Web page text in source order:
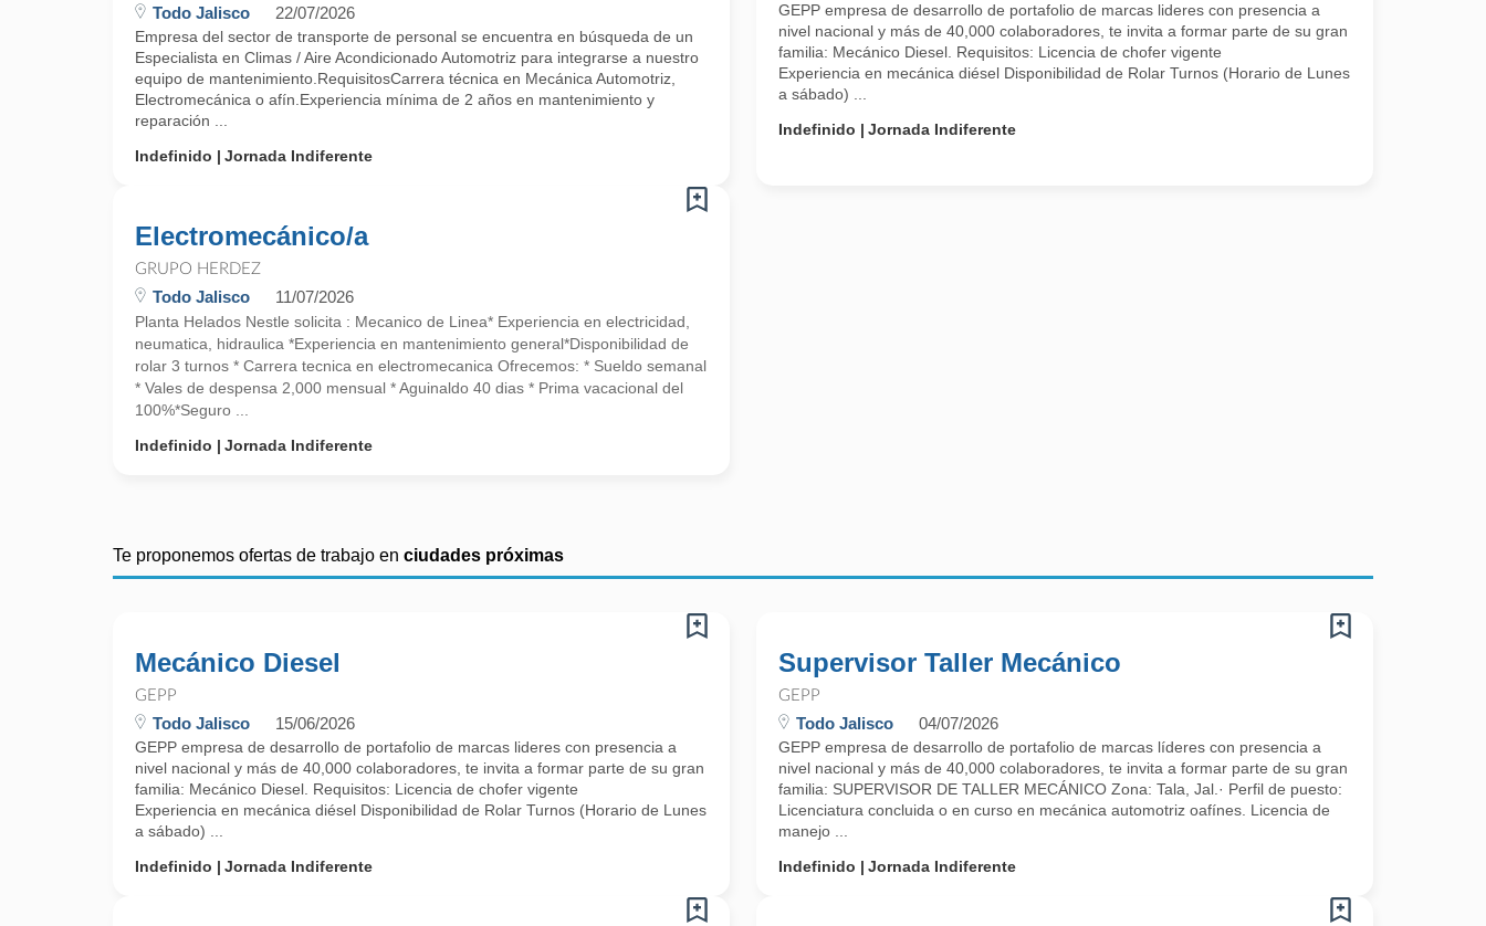
Todo Jalisco 22/07/2026
Empresa del sector de transporte de personal se encuentra en búsqueda de un
Especialista en Climas / Aire Acondicionado Automotriz para integrarse a nuestro
equipo de mantenimiento.RequisitosCarrera técnica en Mecánica Automotriz,
Electromecánica o afín.Experiencia mínima de 2 años en mantenimiento y
reparación ...
Indefinido
Jornada Indiferente
GEPP empresa de desarrollo de portafolio de marcas lideres con presencia a
nivel nacional y más de 40,000 colaboradores, te invita a formar parte de su gran
familia: Mecánico Diesel. Requisitos: Licencia de chofer vigente
Experiencia en mecánica diésel Disponibilidad de Rolar Turnos (Horario de Lunes
a sábado) ...
Indefinido
Jornada Indiferente
Electromecánico/a
GRUPO HERDEZ
Todo Jalisco 11/07/2026
Planta Helados Nestle solicita : Mecanico de Linea* Experiencia en electricidad,
neumatica, hidraulica *Experiencia en mantenimiento general*Disponibilidad de
rolar 3 turnos * Carrera tecnica en electromecanica Ofrecemos: * Sueldo semanal
* Vales de despensa 2,000 mensual * Aguinaldo 40 dias * Prima vacacional del
100%*Seguro ...
Indefinido
Jornada Indiferente
Te proponemos ofertas de trabajo en ciudades próximas
Mecánico Diesel
GEPP
Todo Jalisco 15/06/2026
GEPP empresa de desarrollo de portafolio de marcas lideres con presencia a
nivel nacional y más de 40,000 colaboradores, te invita a formar parte de su gran
familia: Mecánico Diesel. Requisitos: Licencia de chofer vigente
Experiencia en mecánica diésel Disponibilidad de Rolar Turnos (Horario de Lunes
a sábado) ...
Indefinido
Jornada Indiferente
Supervisor Taller Mecánico
GEPP
Todo Jalisco 04/07/2026
GEPP empresa de desarrollo de portafolio de marcas líderes con presencia a
nivel nacional y más de 40,000 colaboradores, te invita a formar parte de su gran
familia: SUPERVISOR DE TALLER MECÁNICO Zona: Tala, Jal.· Perfil de puesto:
Licenciatura concluida o en curso en mecánica automotriz oafínes. Licencia de
manejo ...
Indefinido
Jornada Indiferente